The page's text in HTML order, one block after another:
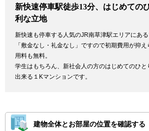
新快速停車駅徒歩13分、はじめての
利な立地
新快速も停車する人気のJR南草津駅エリアにある
「敷金なし・礼金なし」ですので初期費用が抑
用料も無料。
学生はもちろん、新社会人の方のはじめてのひ
出来る１Kマンションです。
建物全体とお部屋の位置を確認する